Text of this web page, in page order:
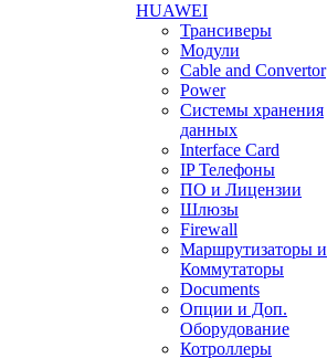
HUAWEI
Трансиверы
Модули
Cable and Convertor
Power
Системы хранения
данных
Interface Card
IP Телефоны
ПО и Лицензии
Шлюзы
Firewall
Маршрутизаторы и
Коммутаторы
Documents
Опции и Доп.
Оборудование
Котроллеры